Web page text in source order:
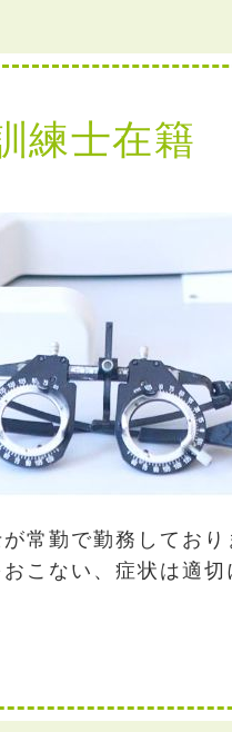
練士在籍
常勤で勤務しており
こない、症状は適切